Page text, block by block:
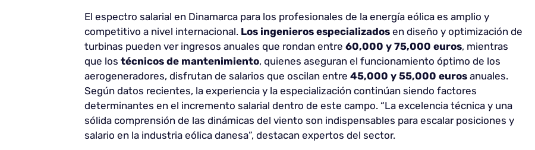
El espectro salarial en Dinamarca para los profesionales de la energía eólica es amplio y
competitivo a nivel internacional. Los ingenieros especializados en diseño y optimización de
turbinas pueden ver ingresos anuales que rondan entre 60,000 y 75,000 euros, mientras
que los técnicos de mantenimiento, quienes aseguran el funcionamiento óptimo de los
aerogeneradores, disfrutan de salarios que oscilan entre 45,000 y 55,000 euros anuales.
Según datos recientes, la experiencia y la especialización continúan siendo factores
determinantes en el incremento salarial dentro de este campo. “La excelencia técnica y una
sólida comprensión de las dinámicas del viento son indispensables para escalar posiciones y
salario en la industria eólica danesa”, destacan expertos del sector.